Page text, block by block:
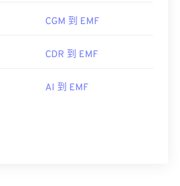
CGM 到 EMF
CDR 到 EMF
AI 到 EMF